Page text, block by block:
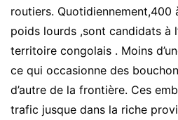
routiers.
poids lourds ,sont candidats à
territoire congolais . Moins
ce qui occasionne des
d’autre de la frontière. Ces
trafic jusque dans la riche